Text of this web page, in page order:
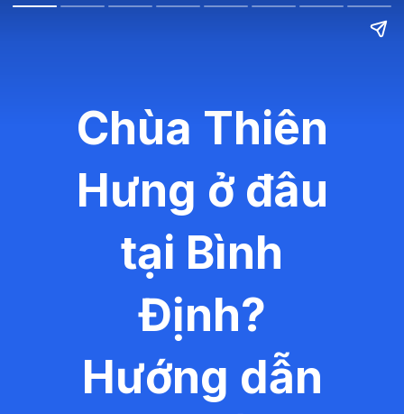
Chùa Thiên
Hưng ở đâu
tại Bình
Định?
Hướng dẫn